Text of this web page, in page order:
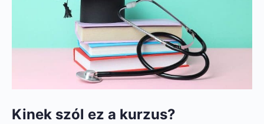
Kinek szól ez a kurzus?